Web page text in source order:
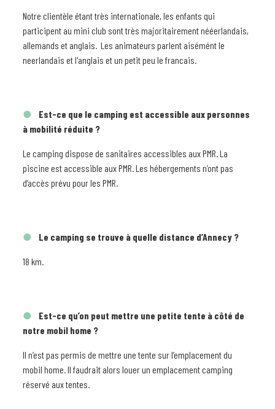
Notre clientèle étant très internationale, les enfants qui
participent au mini club sont très majoritairement nééerlandais,
allemands et anglais. Les animateurs parlent aisémént le
neerlandais et l'anglais et un petit peu le francais.
Est-ce que le camping est accessible aux personnes
à mobilité réduite ?
Le camping dispose de sanitaires accessibles aux PMR. La
piscine est accessible aux PMR. Les hébergements n’ont pas
d’accès prévu pour les PMR.
Le camping se trouve à quelle distance d’Annecy ?
18 km.
Est-ce qu’on peut mettre une petite tente à côté de
notre mobil home ?
Il n’est pas permis de mettre une tente sur l’emplacement du
mobil home. Il faudrait alors louer un emplacement camping
réservé aux tentes.